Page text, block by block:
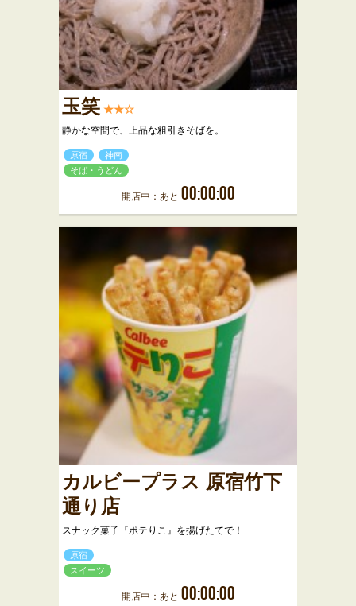
玉笑 ★★☆
静かな空間で、上品な粗引きそばを。
原宿
神南
そば・うどん
開店中：あと 00:00:00
カルビープラス 原宿竹下
通り店
スナック菓子『ポテりこ』を揚げたてで！
原宿
スイーツ
開店中：あと 00:00:00